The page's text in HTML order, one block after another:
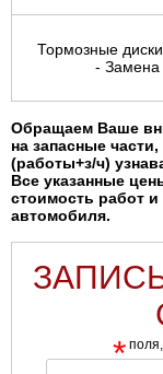
Тормозные
- Замена
Обращаем Ваше
на запасные
(работы+з/ч)
Все указанные
стоимость работ и
автомобиля.
*